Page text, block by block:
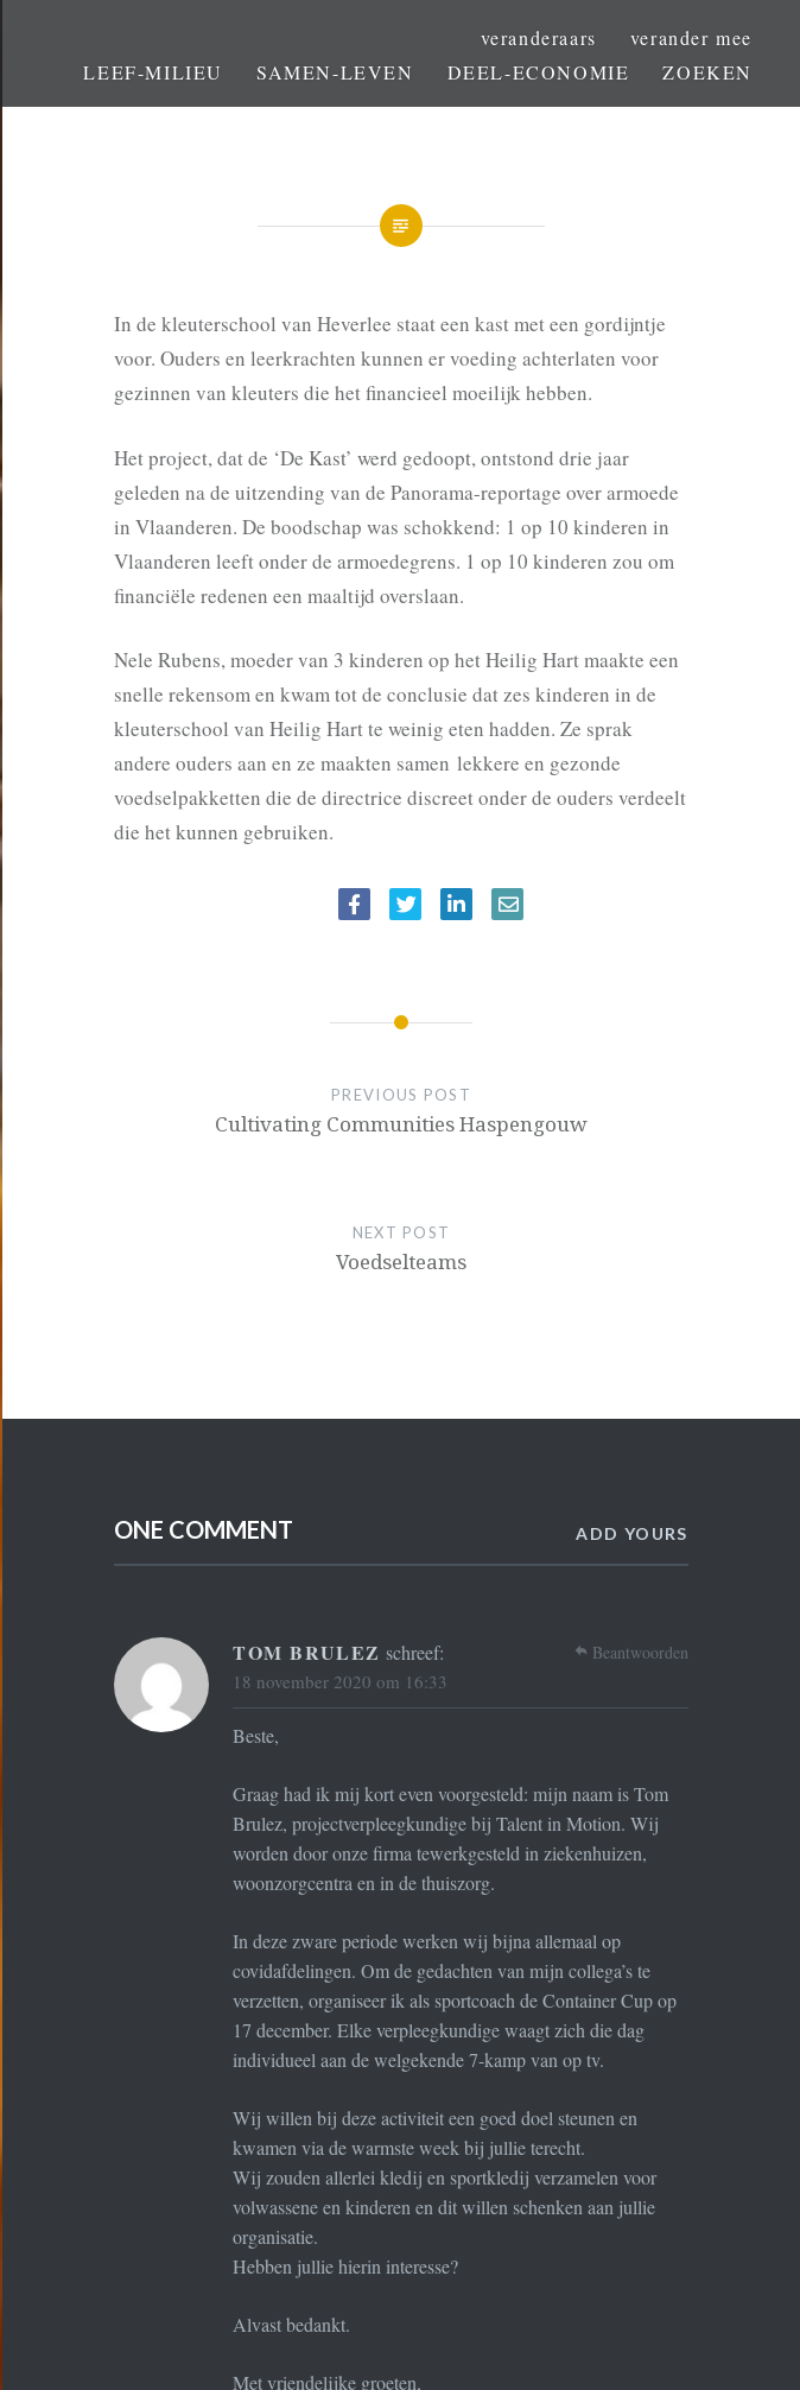
veranderaars
verander mee
LEEF-MILIEU
SAMEN-LEVEN DEEL-ECONOMIE ZOEKEN
In de kleuterschool van Heverlee staat een kast met een gordijntje
voor. Ouders en leerkrachten kunnen er voeding achterlaten voor
gezinnen van kleuters die hetfinancieel moeilijkhebben.
Het project, dat de ‘De Kast’ werd gedoopt, ontstond drie jaar
geleden na de uitzending van de Panorama-reportage overarmoede
in Vlaanderen. De boodschap was schokkend: 1 op 10 kinderen in
Vlaanderen leeft onder de armoedegrens. 1 op 10 kinderen zou om
financiële redenen een maaltijd overslaan.
Nele Rubens, moeder van 3 kinderen op het Heilig Hart maakte een
snelle rekensom en kwam tot de conclusie dat zes kinderen in de
kleuterschool van Heilig Hart te weinig eten hadden. Ze sprak
andere ouders aan en ze maakten samen lekkere en gezonde
voedselpakketten die de directrice discreet onder de ouders verdeelt
die het kunnen gebruiken.
BERICHTNAVIGATIE
PREVIOUS POST
Cultivating Communities Haspengouw
NEXT POST
Voedsel­teams
ONE COMMENT ADD YOURS
TOM BRULEZ schreef:
18 november 2020 om 16:33
Beste,
Graag had ik mij kort even voorgesteld: mijn naam is Tom
Brulez, projectverpleegkundige bij Talent in Motion. Wij
worden door onze firma tewerkgesteld in ziekenhuizen,
woonzorgcentra en in de thuiszorg.
In deze zware periode werken wij bijna allemaal op
covidafdelingen. Om de gedachten van mijn collega’s te
verzetten, organiseer ik als sportcoach de Container Cup op
17 december. Elke verpleegkundige waagt zich die dag
individueel aan de welgekende 7-kamp van op tv.
Wij willen bij deze activiteit een goed doel steunen en
kwamen via de warmste week bij jullie terecht.
Wij zouden allerlei kledij en sportkledij verzamelen voor
volwassene en kinderen en dit willen schenken aan jullie
organisatie.
Hebben jullie hierin interesse?
Alvast bedankt.
Met vriendelijke groeten,
Beantwoorden